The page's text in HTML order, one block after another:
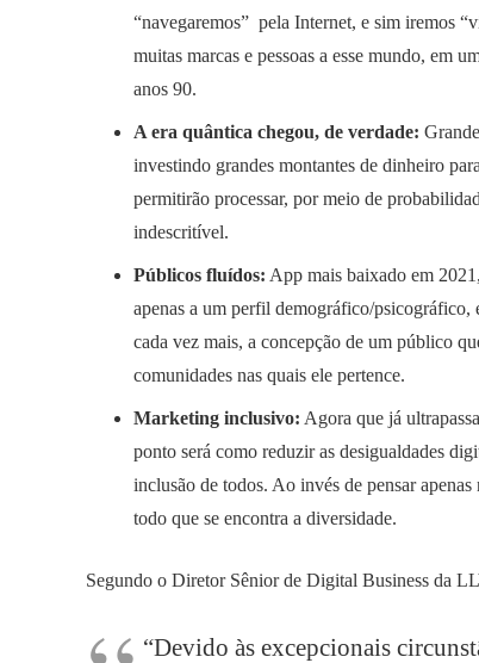
“navegaremos” pela Internet, e sim iremos
muitas marcas e pessoas a esse mundo, em
anos 90.
A era quântica chegou, de verdade:
investindo grandes montantes de dinheiro
permitirão processar, por meio de
indescritível.
Públicos fluídos: App mais baixado em
apenas a um perfil demográfico/psicográfico,
cada vez mais, a concepção de um público
comunidades nas quais ele pertence.
Marketing inclusivo: Agora que já
ponto será como reduzir as desigualdades
inclusão de todos. Ao invés de pensar
todo que se encontra a diversidade.
Segundo o Diretor Sênior de Digital Business da
“Devido às excepcionais